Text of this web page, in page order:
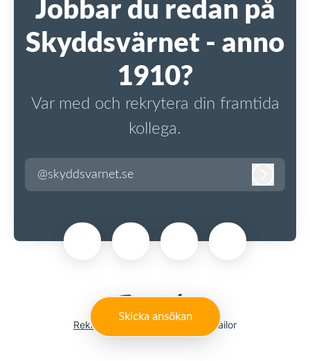
Skicka ansökan
Jobbar du redan på
Skyddsvärnet - anno
1910?
Var med och rekrytera din framtida
kollega.
@skyddsvarnet.se
Rekryteringsverktyg från Teamtailor